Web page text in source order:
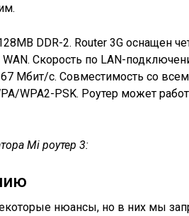
DDR-2. Router 3G оснащен
Скорость по LAN-
Мбит/с. Совместимость со
WPA2-PSK. Роутер может
Mi роутер 3:
нюансы, но в них мы